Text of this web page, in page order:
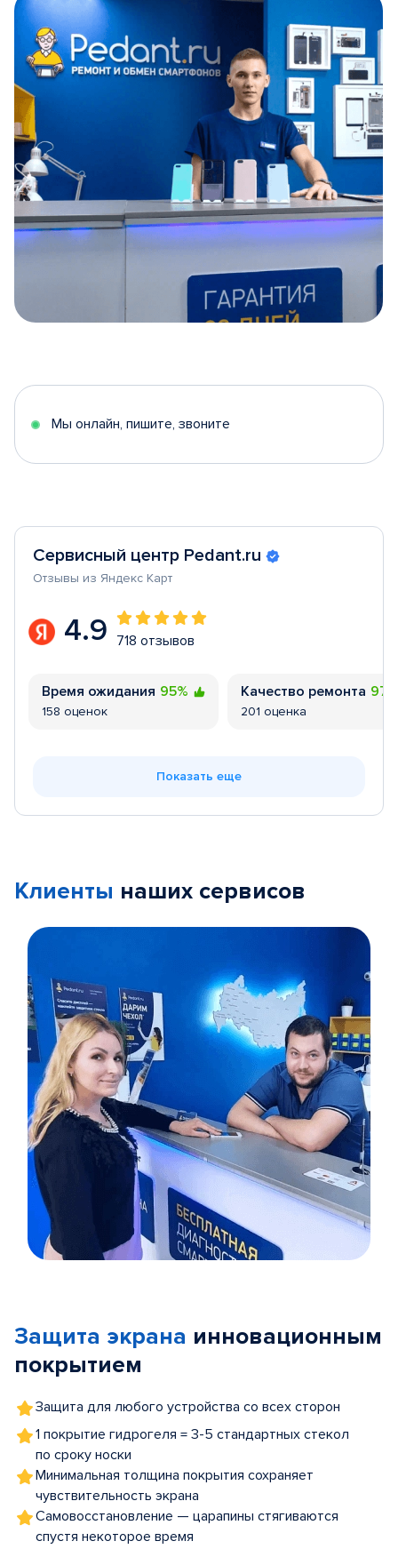
5
Мы онлайн, пишите, звоните
Сервисный центр Pedant.ru
Отзывы из Яндекс Карт
4.9 718 отзывов
Время ожидания 95%
158 оценок
Качество ремонта
201 оценка
Показать еще
Клиенты наших сервисов
5
Защита экрана инновационным
покрытием
Защита для любого устройства со всех сторон
1 покрытие гидрогеля = 3-5 стандартных стекол
по сроку носки
Минимальная толщина покрытия сохраняет
чувствительность экрана
Самовосстановление — царапины стягиваются
спустя некоторое время